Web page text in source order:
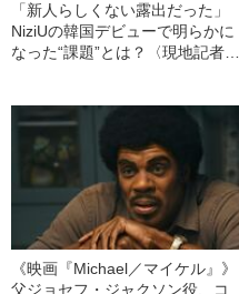
「新人らしくない露出だった」
NiziUの韓国デビューで明らかに
なった“課題”とは？〈現地記者が
《映画『Michael／マイケル』》
父ジョセフ・ジャクソン役、コ